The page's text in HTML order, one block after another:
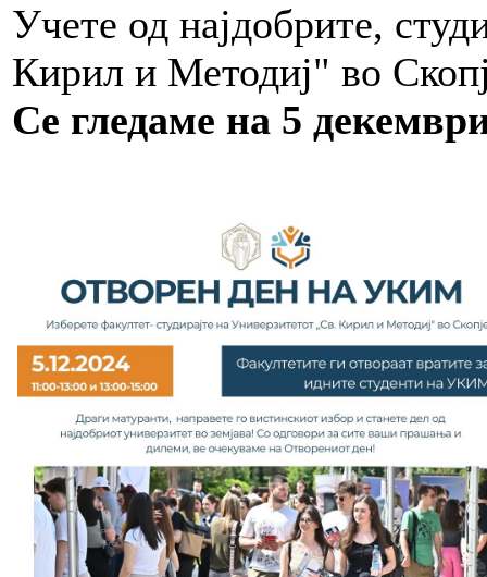
Учете од најдобрите,
Кирил и Методиј" во
Се гледаме на 5